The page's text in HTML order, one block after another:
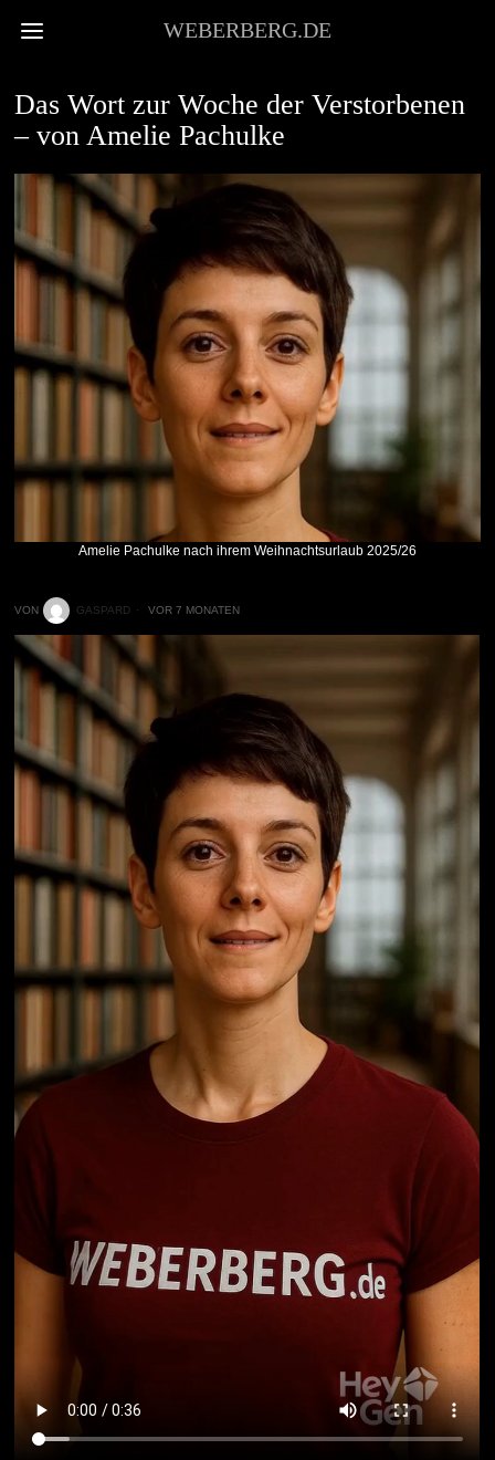
WEBERBERG.DE
Das Wort zur Woche der Verstorbenen
– von Amelie Pachulke
Amelie Pachulke nach ihrem Weihnachtsurlaub 2025/26
VON GASPARD VOR 7 MONATEN